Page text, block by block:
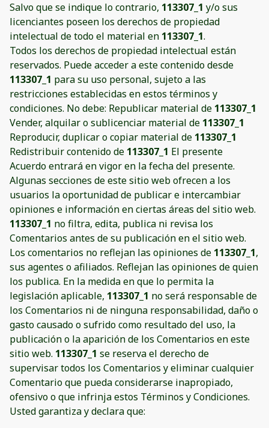
Salvo que se indique lo contrario, 113307_1 y/o sus
licenciantes poseen los derechos de propiedad
intelectual de todo el material en 113307_1.
Todos los derechos de propiedad intelectual están
reservados. Puede acceder a este contenido desde
113307_1 para su uso personal, sujeto a las
restricciones establecidas en estos términos y
condiciones. No debe: Republicar material de 113307_1
Vender, alquilar o sublicenciar material de 113307_1
Reproducir, duplicar o copiar material de 113307_1
Redistribuir contenido de 113307_1 El presente
Acuerdo entrará en vigor en la fecha del presente.
Algunas secciones de este sitio web ofrecen a los
usuarios la oportunidad de publicar e intercambiar
opiniones e información en ciertas áreas del sitio web.
113307_1 no filtra, edita, publica ni revisa los
Comentarios antes de su publicación en el sitio web.
Los comentarios no reflejan las opiniones de 113307_1,
sus agentes o afiliados. Reflejan las opiniones de quien
los publica. En la medida en que lo permita la
legislación aplicable, 113307_1 no será responsable de
los Comentarios ni de ninguna responsabilidad, daño o
gasto causado o sufrido como resultado del uso, la
publicación o la aparición de los Comentarios en este
sitio web. 113307_1 se reserva el derecho de
supervisar todos los Comentarios y eliminar cualquier
Comentario que pueda considerarse inapropiado,
ofensivo o que infrinja estos Términos y Condiciones.
Usted garantiza y declara que: